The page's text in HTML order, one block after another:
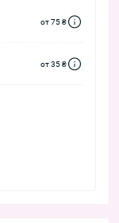
от 75 ₴
от 35 ₴